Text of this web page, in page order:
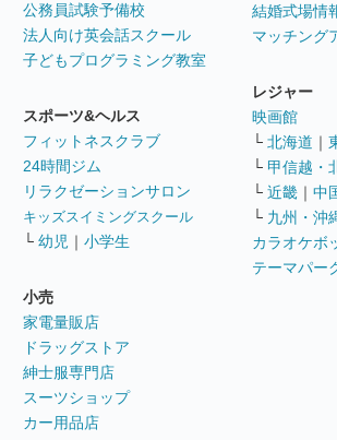
公務員試験予備校
法人向け英会話スクール
子どもプログラミング教室
スポーツ&ヘルス
フィットネスクラブ
24時間ジム
リラクゼーションサロン
キッズスイミングスクール
└ 幼児 ｜ 小学生
小売
家電量販店
ドラッグストア
紳士服専門店
スーツショップ
カー用品店
結婚式場情
マッチング
レジャー
映画館
└ 北海道 ｜
└ 甲信越・
└ 近畿 ｜ 中
└ 九州・沖
カラオケボ
テーマパー